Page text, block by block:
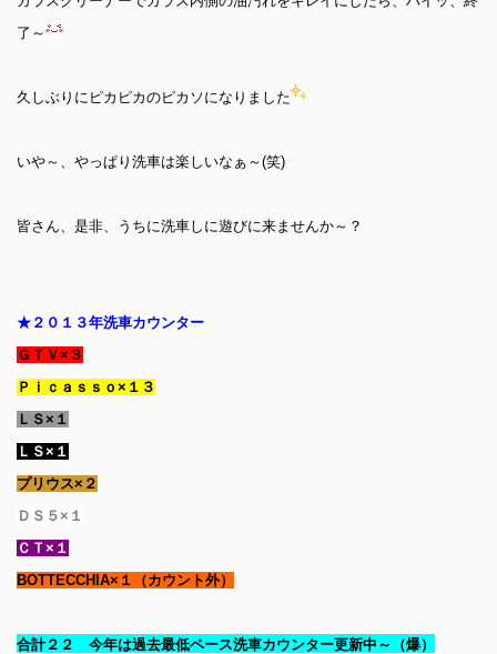
了～
久しぶりにピカピカのピカソになりました
いや～、やっぱり洗車は楽しいなぁ～(笑)
皆さん、是非、うちに洗車しに遊びに来ませんか～？
★２０１３年洗車カウンター
ＧＴＶ×３
Ｐｉｃａｓｓｏ×１３
ＬＳ×１
ＬＳ×１
プリウス×２
ＤＳ５×１
ＣＴ×１
BOTTECCHIA×１（カウント外）
合計２２ 今年は過去最低ペース洗車カウンター更新中～（爆）